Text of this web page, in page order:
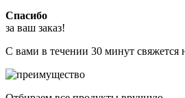
Спасибо
за ваш заказ!
С вами в течении 30 минут свяжется